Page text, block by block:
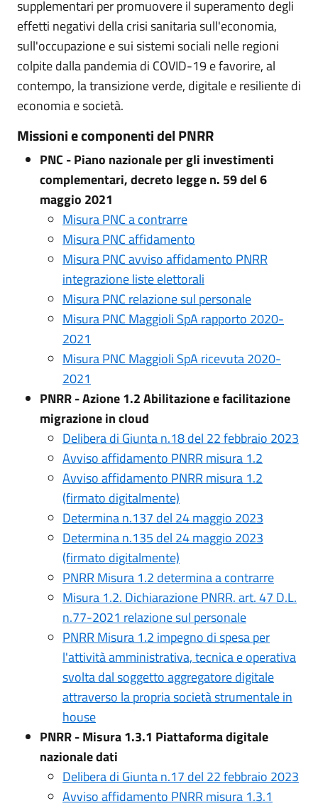
supplementari per promuovere il superamento degli
effetti negativi della crisi sanitaria sull'economia,
sull'occupazione e sui sistemi sociali nelle regioni
colpite dalla pandemia di COVID-19 e favorire, al
contempo, la transizione verde, digitale e resiliente di
economia e società.
Missioni e componenti del PNRR
PNC - Piano nazionale per gli investimenti
complementari, decreto legge n. 59 del 6
maggio 2021
Misura PNC a contrarre
Misura PNC affidamento
Misura PNC avviso affidamento PNRR
integrazione liste elettorali
Misura PNC relazione sul personale
Misura PNC Maggioli SpA rapporto 2020-
2021
Misura PNC Maggioli SpA ricevuta 2020-
2021
PNRR - Azione 1.2 Abilitazione e facilitazione
migrazione in cloud
Delibera di Giunta n.18 del 22 febbraio 2023
Avviso affidamento PNRR misura 1.2
Avviso affidamento PNRR misura 1.2
(firmato digitalmente)
Determina n.137 del 24 maggio 2023
Determina n.135 del 24 maggio 2023
(firmato digitalmente)
PNRR Misura 1.2 determina a contrarre
Misura 1.2. Dichiarazione PNRR. art. 47 D.L.
n.77-2021 relazione sul personale
PNRR Misura 1.2 impegno di spesa per
l'attività amministrativa, tecnica e operativa
svolta dal soggetto aggregatore digitale
attraverso la propria società strumentale in
house
PNRR - Misura 1.3.1 Piattaforma digitale
nazionale dati
Delibera di Giunta n.17 del 22 febbraio 2023
Avviso affidamento PNRR misura 1.3.1